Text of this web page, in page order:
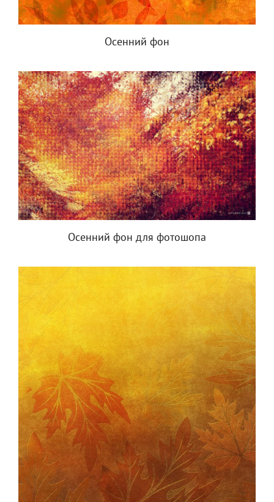
Осенний фон
Осенний фон для фотошопа